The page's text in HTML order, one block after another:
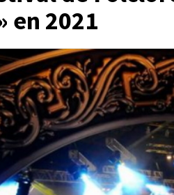
en 2021